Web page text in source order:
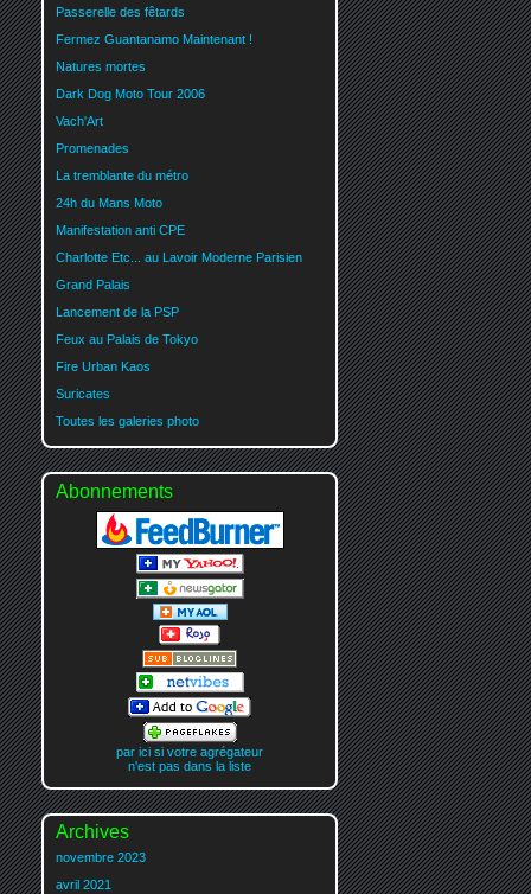
Passerelle des fêtards
Fermez Guantanamo Maintenant !
Natures mortes
Dark Dog Moto Tour 2006
Vach'Art
Promenades
La tremblante du métro
24h du Mans Moto
Manifestation anti CPE
Charlotte Etc... au Lavoir Moderne Parisien
Grand Palais
Lancement de la PSP
Feux au Palais de Tokyo
Fire Urban Kaos
Suricates
Toutes les galeries photo
Abonnements
par ici si votre agrégateur
n'est pas dans la liste
Archives
novembre 2023
avril 2021